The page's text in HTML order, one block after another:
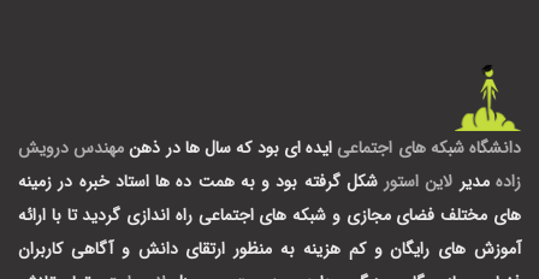
دانشگاه شبکه های اجتماعی ایده ای بود که سال ها در ذهنمهندس درویش
زاده مدیر لاین استور شکل گرفته بود و به همت ده ها استاد خبره در زمینه
های مختلف فضای مجازی و شبکه های اجتماعی راه اندازی گردید تا با ارائه
آموزش های رایگان و کم هزینه به منظور ارتقای دانش و آگاهی کاربران